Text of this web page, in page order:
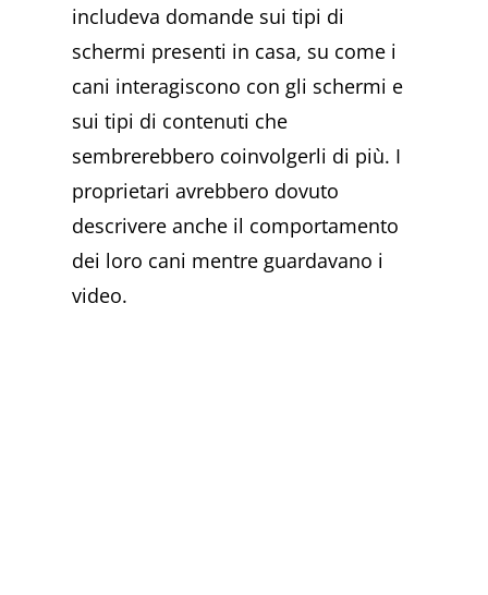
includeva domande sui tipi di
schermi presenti in casa, su come i
cani interagiscono con gli schermi e
sui tipi di contenuti che
sembrerebbero coinvolgerli di più. I
proprietari avrebbero dovuto
descrivere anche il comportamento
dei loro cani mentre guardavano i
video.